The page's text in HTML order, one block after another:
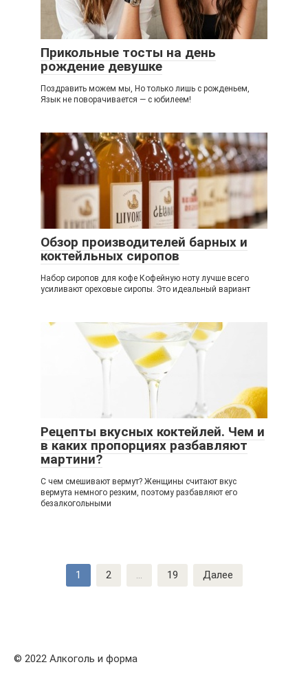
Прикольные тосты на день
рождение девушке
Поздравить можем мы, Но только лишь с рожденьем,
Язык не поворачивается — с юбилеем!
Обзор производителей барных и
коктейльных сиропов
Набор сиропов для кофе Кофейную ноту лучше всего
усиливают ореховые сиропы. Это идеальный вариант
Рецепты вкусных коктейлей. Чем и
в каких пропорциях разбавляют
мартини?
С чем смешивают вермут? Женщины считают вкус
вермута немного резким, поэтому разбавляют его
безалкогольными
1 2 ... 19 Далее
© 2022 Алкоголь и форма